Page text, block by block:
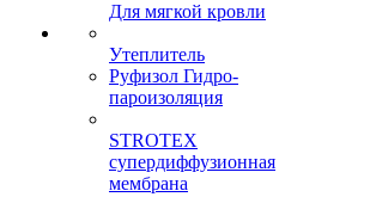
Для мягкой кровли
Утеплитель
Руфизол Гидро-
пароизоляция
STROTEX
супердиффузионная
мембрана